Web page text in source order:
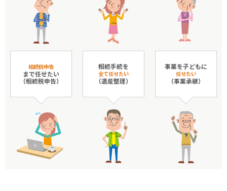
相続税申告
まで任せたい
（相続税申告）
相続手続を
全て任せたい
（遺産整理）
事業を子どもに
任せたい
（事業承継）